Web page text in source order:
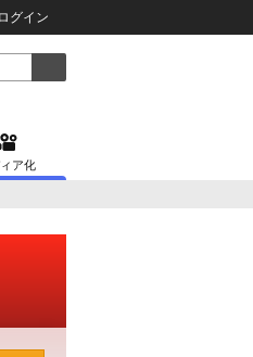
ログイン
ア化